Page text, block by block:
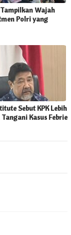
Wajah
Polri yang
Sebut KPK Lebih
Kasus Febrie